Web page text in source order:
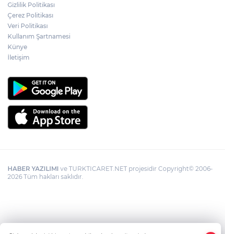
Gizlilik Politikası
Çerez Politikası
Veri Politikası
Kullanım Şartnamesi
Künye
İletişim
HABER YAZILIMI ve TURKTICARET.NET projesidir Copyright© 2006-
2026 Tüm hakları saklıdır.